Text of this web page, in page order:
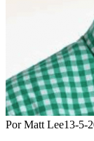
Por Matt Lee13-5-